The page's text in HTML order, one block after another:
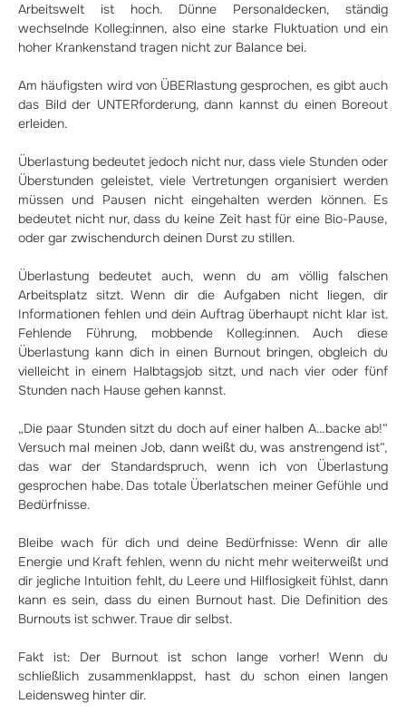
Arbeitswelt ist hoch. Dünne Personaldecken, ständig
wechselnde Kolleg:innen, also eine starke Fluktuation und ein
hoher Krankenstand tragen nicht zur Balance bei.
Am häufigsten wird von ÜBERlastung gesprochen, es gibt auch
das Bild der UNTERforderung, dann kannst du einen Boreout
erleiden.
Überlastung bedeutet jedoch nicht nur, dass viele Stunden oder
Überstunden geleistet, viele Vertretungen organisiert werden
müssen und Pausen nicht eingehalten werden können. Es
bedeutet nicht nur, dass du keine Zeit hast für eine Bio-Pause,
oder gar zwischendurch deinen Durst zu stillen.
Überlastung bedeutet auch, wenn du am völlig falschen
Arbeitsplatz sitzt. Wenn dir die Aufgaben nicht liegen, dir
Informationen fehlen und dein Auftrag überhaupt nicht klar ist.
Fehlende Führung, mobbende Kolleg:innen. Auch diese
Überlastung kann dich in einen Burnout bringen, obgleich du
vielleicht in einem Halbtagsjob sitzt, und nach vier oder fünf
Stunden nach Hause gehen kannst.
„Die paar Stunden sitzt du doch auf einer halben A…backe ab!“
Versuch mal meinen Job, dann weißt du, was anstrengend ist“,
das war der Standardspruch, wenn ich von Überlastung
gesprochen habe. Das totale Überlatschen meiner Gefühle und
Bedürfnisse.
Bleibe wach für dich und deine Bedürfnisse: Wenn dir alle
Energie und Kraft fehlen, wenn du nicht mehr weiterweißt und
dir jegliche Intuition fehlt, du Leere und Hilflosigkeit fühlst, dann
kann es sein, dass du einen Burnout hast. Die Definition des
Burnouts ist schwer. Traue dir selbst.
Fakt ist: Der Burnout ist schon lange vorher! Wenn du
schließlich zusammenklappst, hast du schon einen langen
Leidensweg hinter dir.